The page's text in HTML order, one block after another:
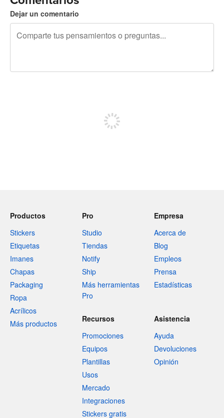
Dejar un comentario
Productos
Stickers
Etiquetas
Imanes
Chapas
Packaging
Ropa
Acrílicos
Más productos
Pro
Studio
Tiendas
Notify
Ship
Más herramientas
Pro
Empresa
Acerca de
Blog
Empleos
Prensa
Estadísticas
Recursos
Promociones
Equipos
Plantillas
Usos
Mercado
Integraciones
Stickers gratis
Asistencia
Ayuda
Devoluciones
Opinión